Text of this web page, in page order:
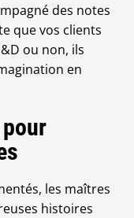
des notes
que vos clients
ou non, ils
en
les maîtres
histoires